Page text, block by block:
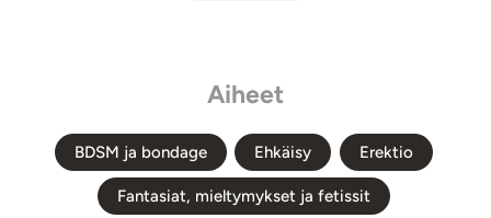
Aiheet
BDSM ja bondage Ehkäisy Erektio
Fantasiat, mieltymykset ja fetissit